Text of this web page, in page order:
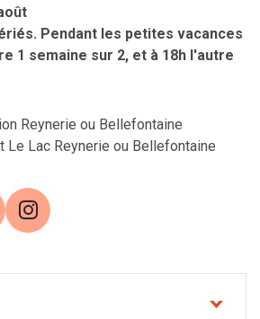
Pendant les petites vacances
1 semaine sur 2, et à 18h l'autre
Reynerie ou Bellefontaine
Le Lac Reynerie ou Bellefontaine
dans une nouvelle fenêtre)
(s'ouvre dans une nouvelle
dans une nouvelle
Instagram (s'ouvre dans